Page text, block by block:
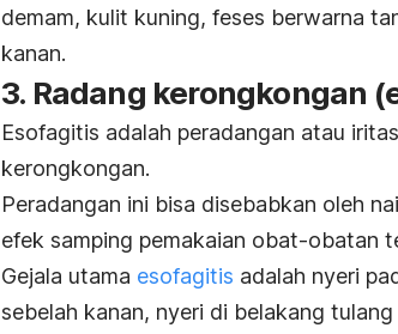
demam, kulit kuning, feses berwarna
kanan.
3. Radang kerongkongan
Esofagitis adalah peradangan atau
kerongkongan.
Peradangan ini bisa disebabkan oleh
efek samping pemakaian obat-obatan
Gejala utama esofagitis adalah nyeri
sebelah kanan, nyeri di belakang